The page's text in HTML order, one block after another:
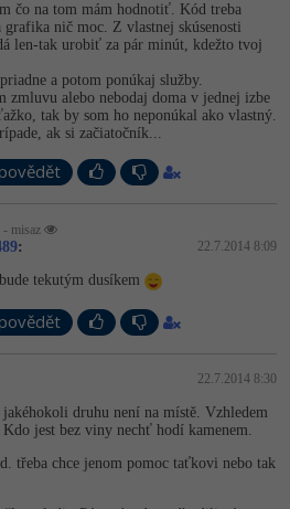
čo na tom mám hodnotiť. Kód treba
grafika nič moc. Z vlastnej skúsenosti
len-tak urobiť za pár minút, kdežto tvoj
a potom ponúkaj služby.
zmluvu alebo nebodaj doma v jednej izbe
tak by som ho neponúkal ako vlastný.
ak si začiatočník...
misaz
: 22.7.2014 8:09
tekutým dusíkem
22.7.2014 8:30
druhu není na místě. Vzhledem
jest bez viny nechť hodí kamenem.
třeba chce jenom pomoc taťkovi nebo tak